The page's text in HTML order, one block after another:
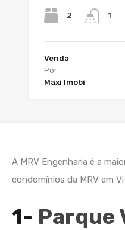
2 1
Venda
Por
Maxi Imobi
A MRV Engenharia é a
condomínios da MRV em
1- Parque